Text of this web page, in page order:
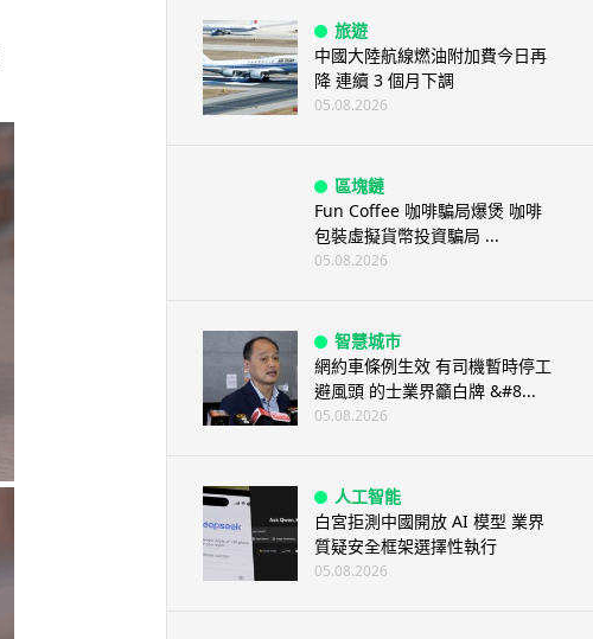
旅遊
中國大陸航線燃油附加費今日再
降 連續 3 個月下調
05.08.2026
區塊鏈
Fun Coffee 咖啡騙局爆煲 咖啡
包裝虛擬貨幣投資騙局 ...
05.08.2026
智慧城市
網約車條例生效 有司機暫時停工
避風頭 的士業界籲白牌 &#8...
05.08.2026
人工智能
白宮拒測中國開放 AI 模型 業界
質疑安全框架選擇性執行
05.08.2026